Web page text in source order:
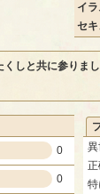
イラ
セキ
しと共に参りまし
0
0
正
特